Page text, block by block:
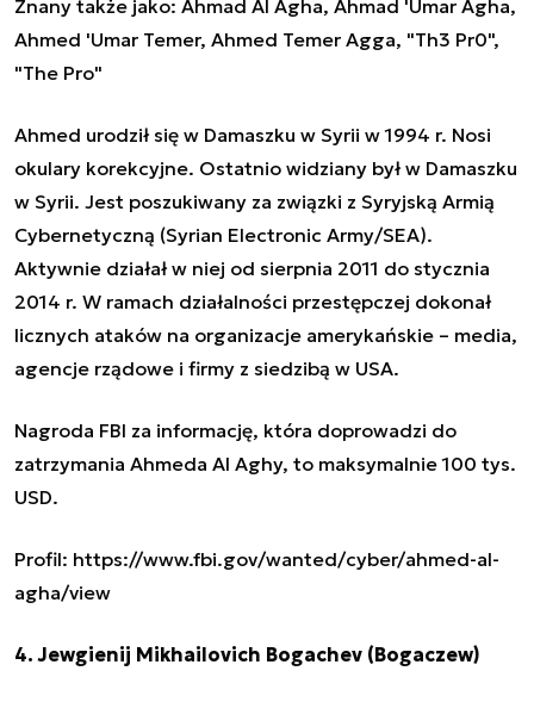
Znany także jako: Ahmad Al Agha, Ahmad 'Umar Agha,
Ahmed 'Umar Temer, Ahmed Temer Agga, "Th3 Pr0",
"The Pro"
Ahmed urodził się w Damaszku w Syrii w 1994 r. Nosi
okulary korekcyjne. Ostatnio widziany był w Damaszku
w Syrii. Jest poszukiwany za związki z Syryjską Armią
Cybernetyczną (Syrian Electronic Army/SEA).
Aktywnie działał w niej od sierpnia 2011 do stycznia
2014 r. W ramach działalności przestępczej dokonał
licznych ataków na organizacje amerykańskie – media,
agencje rządowe i firmy z siedzibą w USA.
Nagroda FBI za informację, która doprowadzi do
zatrzymania Ahmeda Al Aghy, to maksymalnie 100 tys.
USD.
Profil: https://www.fbi.gov/wanted/cyber/ahmed-al-
agha/view
4. Jewgienij Mikhailovich Bogachev (Bogaczew)